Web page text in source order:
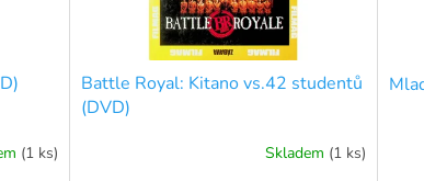
(1 ks)
Battle Royal: Kitano vs.42 studentů
(DVD)
Skladem (1 ks)